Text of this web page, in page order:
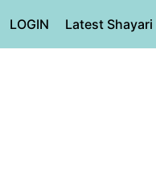
LOGIN Latest Shayari